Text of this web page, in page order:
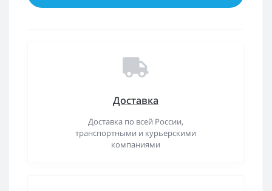
Доставка
Доставка по всей России,
транспортными и курьерскими
компаниями